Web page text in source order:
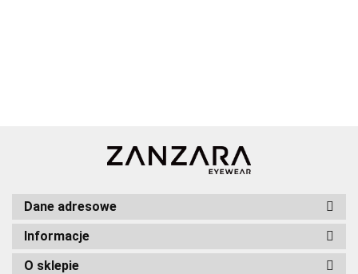
Dane adresowe
Informacje
O sklepie